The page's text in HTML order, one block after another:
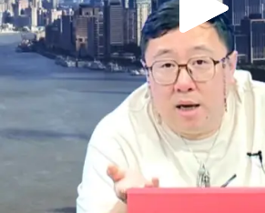
Play
Video